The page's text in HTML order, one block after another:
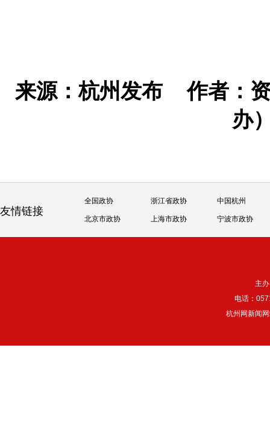
来源：杭州发布作者：
办
友情链接
全国政协 浙江省政协 中国杭州
北京市政协 上海市政协 宁波市政协
主
电话：
杭州网新闻